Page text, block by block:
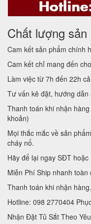
Chất lượng sản
Cam kết sản phẩm chính
Cam kết chỉ mang đến
Làm việc từ 7h đến 22h
Tư vấn kê đặt, hướng
Thanh toán khi nhận
khoản)
Mọi thắc mắc về sản
cháy nổ.
Hãy để lại ngay SĐT
Miễn Phí Ship nhanh toàn
Thanh toán khi nhận hàng.
Hotline: 098 2770404
Nhận Đặt Tủ Sắt Theo